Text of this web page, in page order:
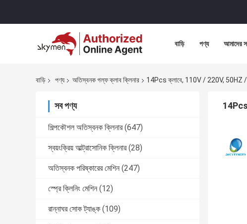
বাড়ি পণ্য আমাদের
বাড়ি পণ্য অতিস্বনক গল্ফ ক্লাব ক্লিনার 14Pcs ক্লাবে, 110V / 220V, 50HZ /
সব পণ্য
শিল্পকৌশল অতিস্বনক ক্লিনার (647)
স্বয়ংক্রিয় আল্ট্রাসোনিক ক্লিনার (28)
অতিস্বনক পরিষ্কারের মেশিন (247)
স্প্রে ক্লিনিং মেশিন (12)
রান্নাঘর সোক ট্যাঙ্ক (109)
14Pcs